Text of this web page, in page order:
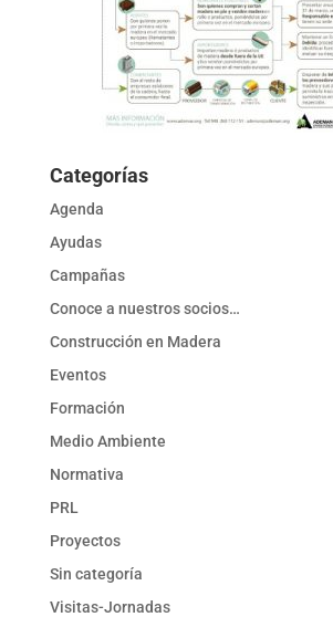
Categorías
Agenda
Ayudas
Campañas
Conoce a nuestros socios…
Construcción en Madera
Eventos
Formación
Medio Ambiente
Normativa
PRL
Proyectos
Sin categoría
Visitas-Jornadas